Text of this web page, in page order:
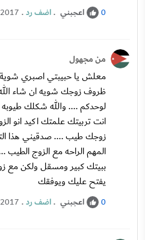
0 اعجبني .اضف رد.
من مجهول
معلش يا حبيبتي اصبري
ظروف زوجك شويه ان شاء
لوحدكم .... والله شكلك
انت تربيتك علمتك اكيد انو
زوجك طيب .... صدقيني هذا
المهم الراحه مع الزوج
ببيتك كبير ومسقل ولكن مع
يفتح عليك ويوفقك
0 اعجبني .اضف رد.